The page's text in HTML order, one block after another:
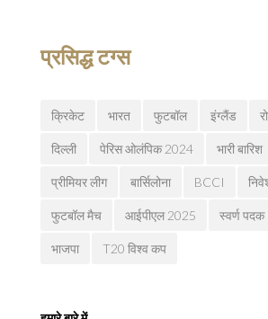
प्रसिद्ध टग्स
क्रिकेट भारत फुटबॉल इंग्लैंड
दिल्ली पेरिस ओलंपिक 2024 भारी बारिश
प्रीमियर लीग बार्सिलोना BCCI
फुटबॉल मैच आईपीएल 2025 स्वर्ण पदक
भाजपा T20 विश्व कप